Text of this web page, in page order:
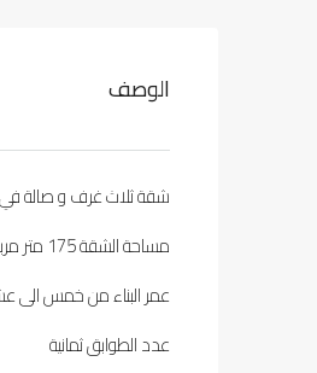
الوصف
شقة ثلاث غرف و صالة في
مساحة الشقة 175 متر مربع
عمر البناء من خمس الى
عدد الطوابق ثمانية